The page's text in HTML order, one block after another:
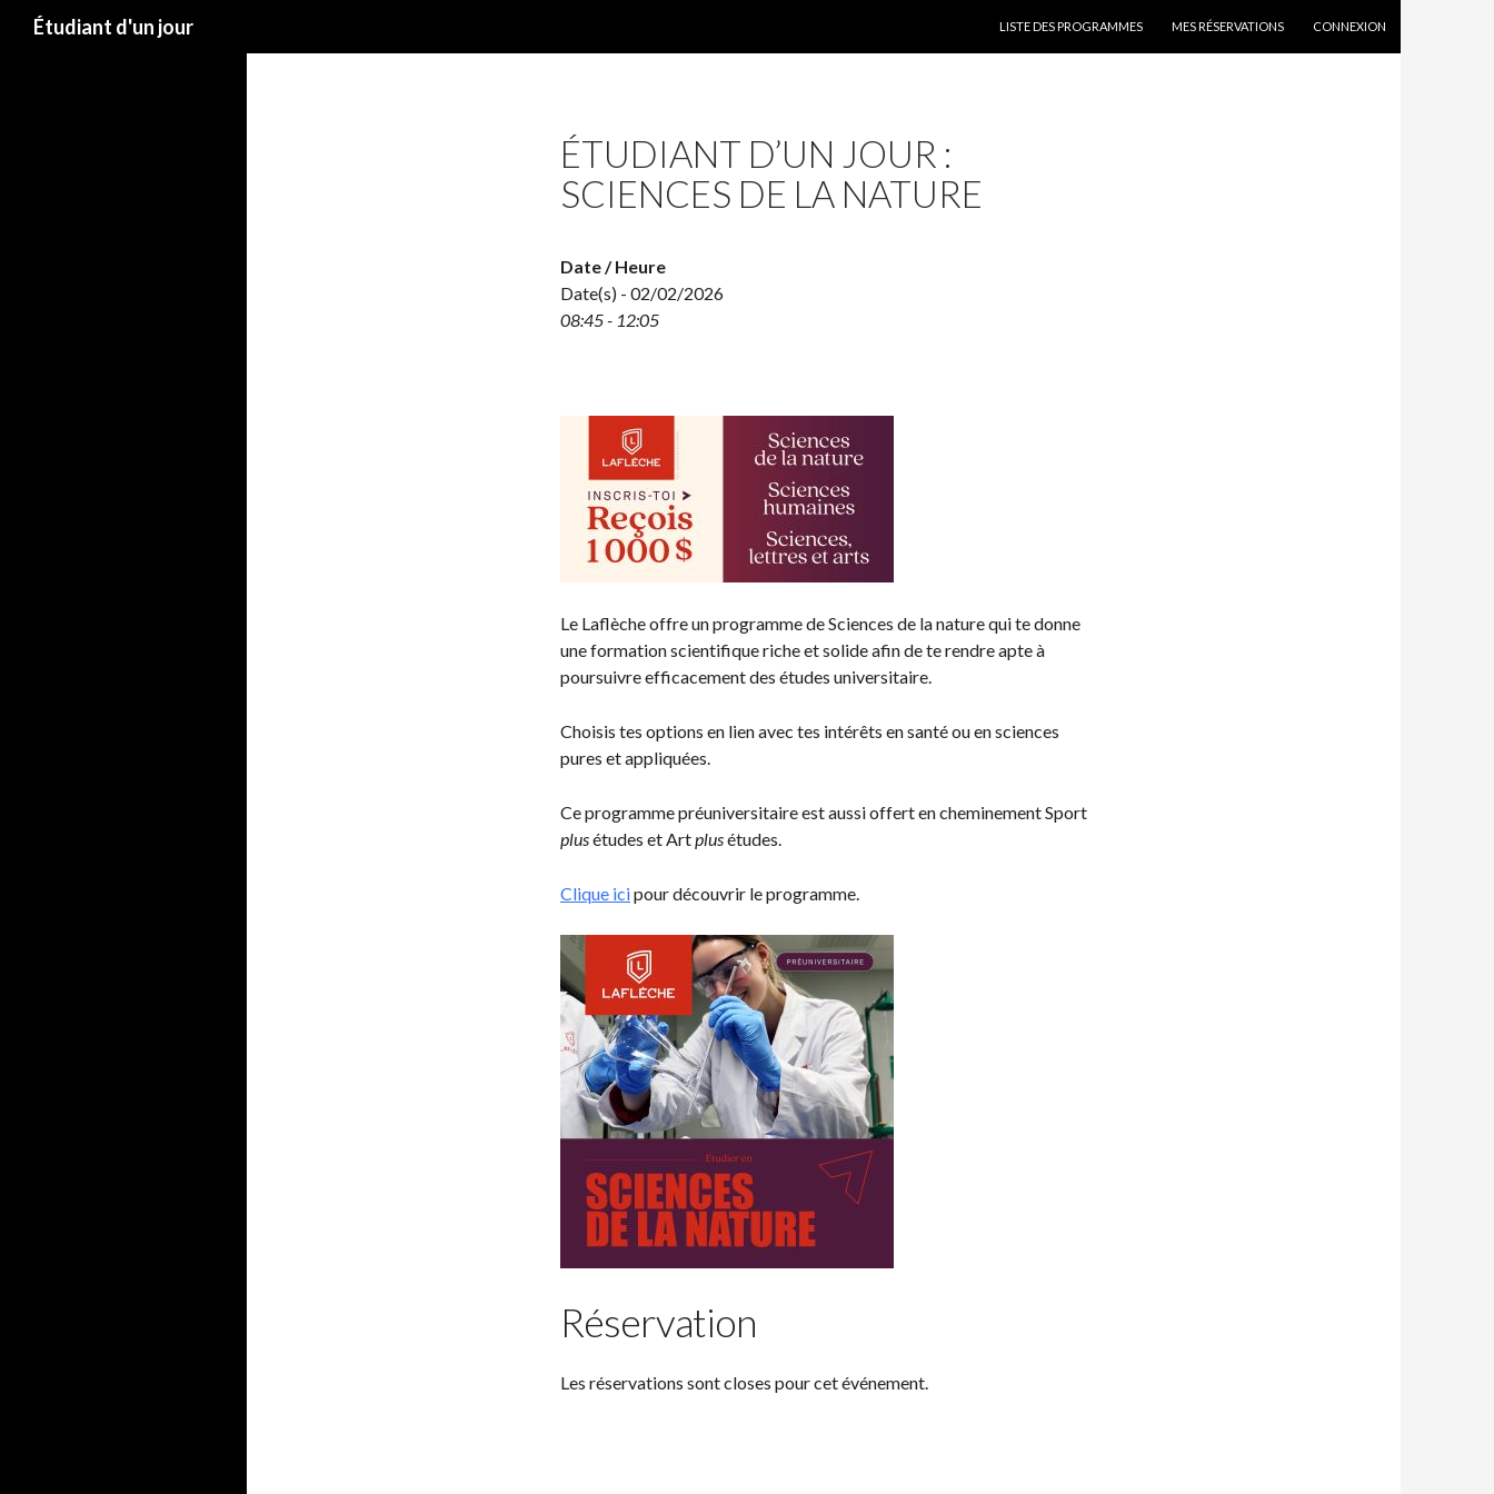
Étudiant d'un jour
LISTE DES PROGRAMMES
MES RÉSERVATIONS CONNEXION
ÉTUDIANT D’UN JOUR :
SCIENCES DE LA NATURE
Date / Heure
Date(s) - 02/02/2026
08:45 - 12:05
Le Laflèche offre un programme de Sciences de la nature qui te donne
une formation scientifique riche et solide afin de te rendre apte à
poursuivre efficacement des études universitaire.
Choisis tes options en lien avec tes intérêts en santé ou en sciences
pures et appliquées.
Ce programme préuniversitaire est aussi offert en cheminement Sport
plusétudes et Artplusétudes.
Clique icipour découvrir le programme.
Réservation
Les réservations sont closes pour cet événement.